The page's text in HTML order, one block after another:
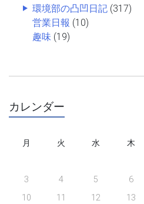
環境部の凸凹日記 (317)
営業日報 (10)
趣味 (19)
カレンダー
月 火 水 木
3
4 5 6
10
11 12 13